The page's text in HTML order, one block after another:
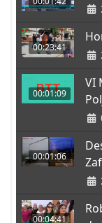
00:23:41
00:01:09
VI
00:01:06
00:04:41